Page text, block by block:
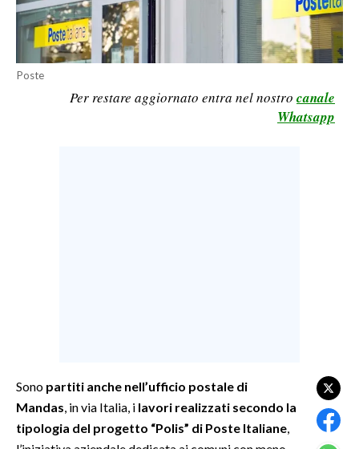
SERVIZI ALLE IMPRESE
LAVORO
BANDI
CULTURA
Poste
Per restare aggiornato entra nel nostro canale
Whatsapp
Sono partiti anche nell’ufficio postale di
Mandas , in via Italia, i lavori realizzati secondo la
tipologia del progetto “Polis” di Poste Italiane